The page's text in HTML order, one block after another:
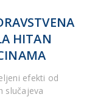
HITAN
efekti od
slučajeva